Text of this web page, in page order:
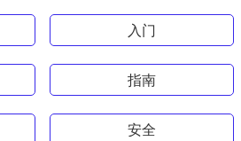
入门
指南
安全